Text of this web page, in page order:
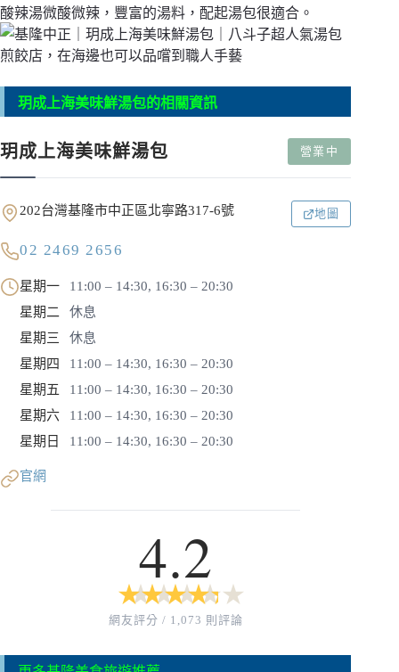
酸辣湯微酸微辣，豐富的湯料，配起湯包很適合。
玥成上海美味鮮湯包的相關資訊
玥成上海美味鮮湯包 營業中
202台灣基隆市中正區北寧路317-6號 地圖
02 2469 2656
星期一
11:00 – 14:30, 16:30 – 20:30
星期二
休息
星期三
休息
星期四
11:00 – 14:30, 16:30 – 20:30
星期五
11:00 – 14:30, 16:30 – 20:30
星期六
11:00 – 14:30, 16:30 – 20:30
星期日
11:00 – 14:30, 16:30 – 20:30
官網
4.2
★
★ ★
★ ★
★ ★
★ ★
★
網友評分 / 1,073 則評論